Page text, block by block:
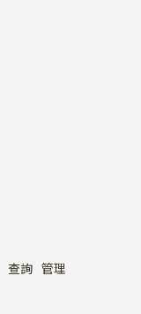
查詢 管理